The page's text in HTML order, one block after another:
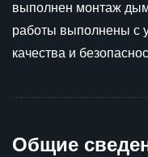
выполнен монтаж
работы выполнены с
качества и
Общие